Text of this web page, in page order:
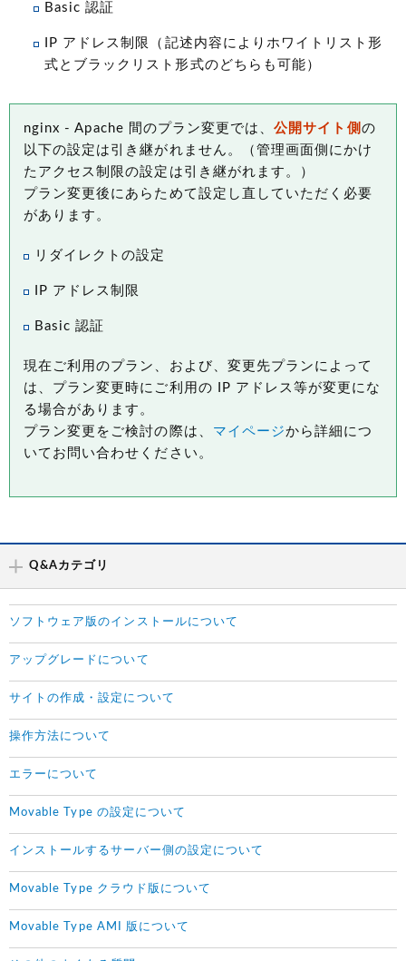
Basic 認証
IP アドレス制限（記述内容によりホワイトリスト形
式とブラックリスト形式のどちらも可能）
nginx - Apache 間のプラン変更では、公開サイト側 の
以下の設定は引き継がれません。（管理画面側にかけ
たアクセス制限の設定は引き継がれます。）
プラン変更後にあらためて設定し直していただく必要
があります。
リダイレクトの設定
IP アドレス制限
Basic 認証
現在ご利用のプラン、および、変更先プランによって
は、プラン変更時にご利用の IP アドレス等が変更にな
る場合があります。
プラン変更をご検討の際は、 マイページから詳細につ
いてお問い合わせください。
Q&Aカテゴリ
ソフトウェア版のインストールについて
アップグレードについて
サイトの作成・設定について
操作方法について
エラーについて
Movable Type の設定について
インストールするサーバー側の設定について
Movable Type クラウド版について
Movable Type AMI 版について